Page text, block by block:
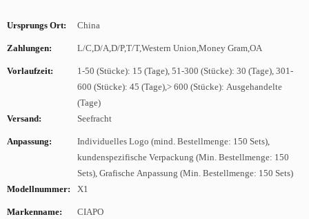
Ursprungs Ort: China
Zahlungen: L/C,D/A,D/P,T/T,Western Union,Money Gram,OA
Vorlaufzeit:
1-50 (Stücke): 15 (Tage), 51-300 (Stücke): 30 (Tage), 301-
600 (Stücke): 45 (Tage),> 600 (Stücke): Ausgehandelte
(Tage)
Versand:
Seefracht
Anpassung:
Individuelles Logo (mind. Bestellmenge: 150 Sets),
kundenspezifische Verpackung (Min. Bestellmenge: 150
Sets), Grafische Anpassung (Min. Bestellmenge: 150 Sets)
Modellnummer:
X1
Markenname: CIAPO